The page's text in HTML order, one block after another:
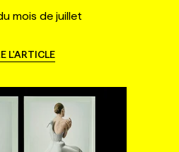
mois de juillet
L'ARTICLE